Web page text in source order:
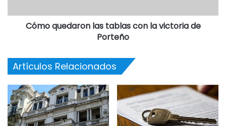
Cómo quedaron las tablas con la victoria de
Porteño
Artículos Relacionados